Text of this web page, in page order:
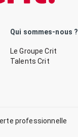
Qui sommes-nous ?
Le Groupe Crit
Talents Crit
professionnelle